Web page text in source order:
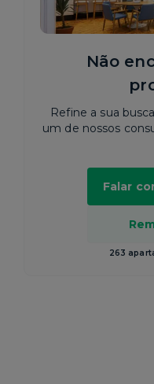
Não
Refine a sua
um de nossos
263
Falar